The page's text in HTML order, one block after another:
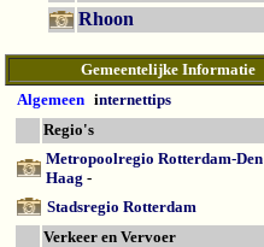
Rhoon
Gemeentelijke Informatie
Algemeen internettips
Regio's
Metropoolregio Rotterdam-Den
Haag -
Stadsregio Rotterdam
Verkeer en Vervoer